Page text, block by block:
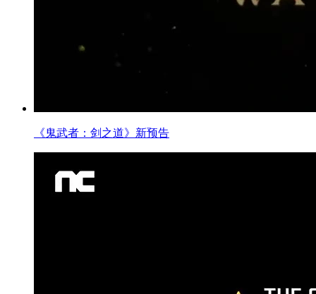
《鬼武者：剑之道》新预告